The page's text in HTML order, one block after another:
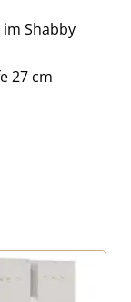
Shabby
27 cm